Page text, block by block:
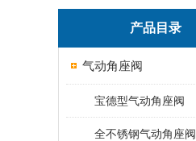
产品目录
气动角座阀
宝德型气动角座阀
全不锈钢气动角座阀